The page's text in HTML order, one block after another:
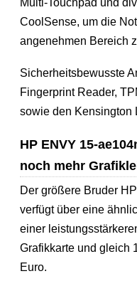
CoolSense, um die
angenehmen Bereich
Sicherheitsbewusste
Fingerprint Reader,
sowie den Kensington
HP ENVY 15-
noch mehr
Der größere Bruder
verfügt über eine
einer
Grafikkarte und gleich
Euro.